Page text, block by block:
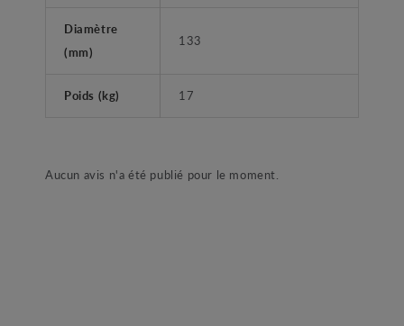
Diamètre
(mm)
133
Poids (kg) 17
Aucun avis n'a été publié pour le moment.